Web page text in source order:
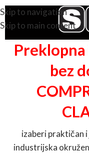
Skip to navigation
Skip to main content
bez
izaberi praktičan
industrijska